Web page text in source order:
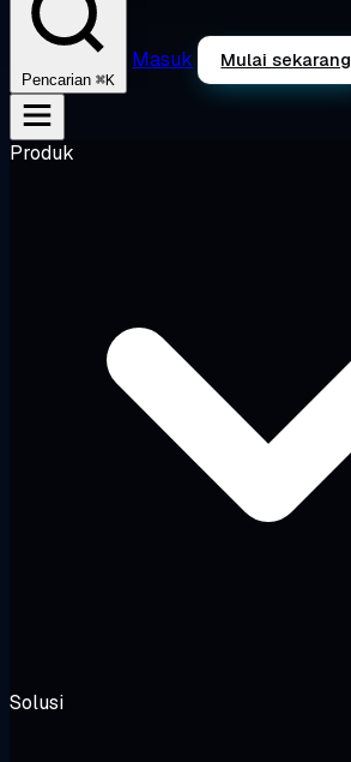
Pencarian ⌘K
Masuk Mulai sekarang
Produk
Solusi